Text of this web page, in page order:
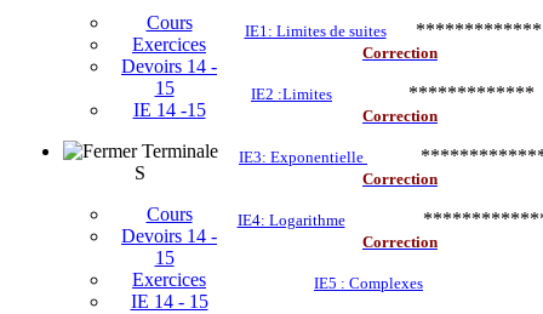
Cours
Exercices
Devoirs 14 -
15
IE 14 -15
Terminale
S
Cours
Devoirs 14 -
15
Exercices
IE 14 - 15
IE1: Limites de suites
Correction
IE2 :Limites
Correction
IE3: Exponentielle
Correction
IE4: Logarithme
Correction
IE5 : Complexes